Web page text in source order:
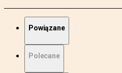
Powiązane
Polecane